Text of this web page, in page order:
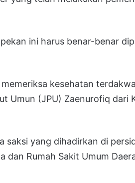
ini harus benar-benar
kesehatan
Umun (JPU) Zaenurofiq dari
saksi yang dihadirkan di
dan Rumah Sakit Umum